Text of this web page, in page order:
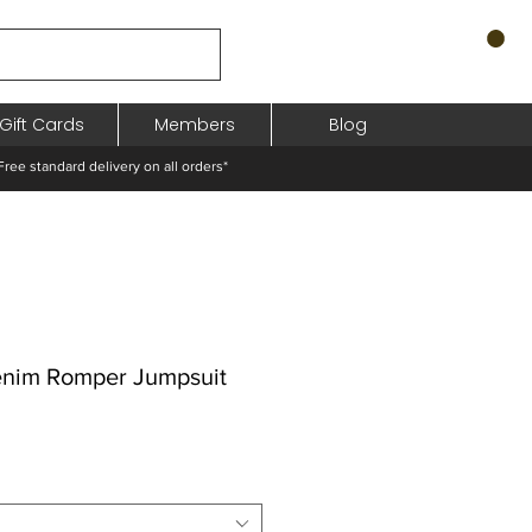
Gift Cards Members Blog
standard delivery on all orders*
Romper Jumpsuit